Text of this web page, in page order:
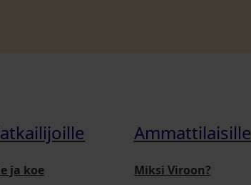
ja koe
Ammattilaisille
Miksi Viroon?